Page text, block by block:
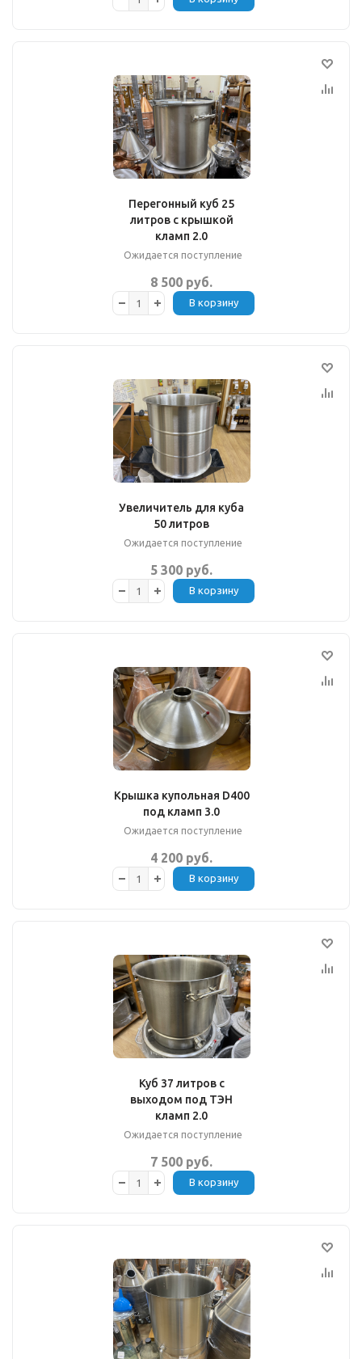
Перегонный куб 25
литров с крышкой
кламп 2.0
Ожидается поступление
8 500 руб.
В корзину
Увеличитель для куба
50 литров
Ожидается поступление
5 300 руб.
В корзину
Крышка купольная D400
под кламп 3.0
Ожидается поступление
4 200 руб.
В корзину
Куб 37 литров с
выходом под ТЭН
кламп 2.0
Ожидается поступление
7 500 руб.
В корзину